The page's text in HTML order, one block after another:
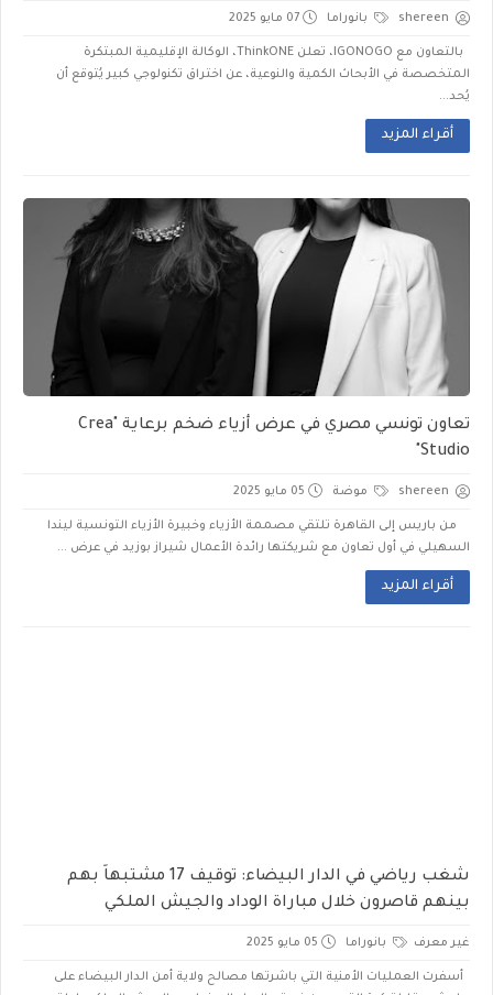
shereen بانوراما 07 مايو 2025
بالتعاون مع IGONOGO، تعلن ThinkONE، الوكالة الإقليمية المبتكرة
المتخصصة في الأبحاث الكمية والنوعية، عن اختراق تكنولوجي كبير يُتوقع أن
يُحد...
أقراء المزيد
تعاون تونسي مصري في عرض أزياء ضخم برعاية "Crea
Studio"
shereen موضة 05 مايو 2025
من باريس إلى القاهرة تلتقي مصممة الأزياء وخبيرة الأزياء التونسية ليندا
السهيلي في أول تعاون مع شريكتها رائدة الأعمال شيراز بوزيد في عرض ...
أقراء المزيد
شغب رياضي في الدار البيضاء: توقيف 17 مشتبهاً بهم
بينهم قاصرون خلال مباراة الوداد والجيش الملكي
غير معرف بانوراما 05 مايو 2025
أسفرت العمليات الأمنية التي باشرتها مصالح ولاية أمن الدار البيضاء على